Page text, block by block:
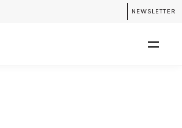
NEWSLETTER